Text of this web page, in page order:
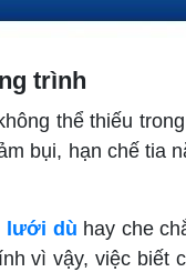
trình
thể thiếu
bụi, hạn chế tia
lưới dù hay che
vì vậy, việc biết